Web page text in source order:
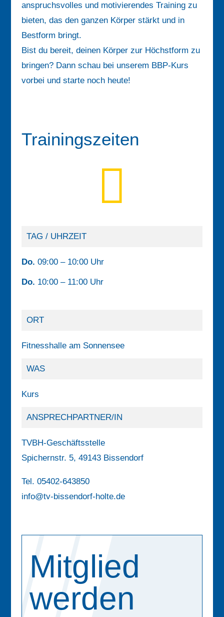
anspruchsvolles und motivierendes Training zu
bieten, das den ganzen Körper stärkt und in
Bestform bringt.
Bist du bereit, deinen Körper zur Höchstform zu
bringen? Dann schau bei unserem BBP-Kurs
vorbei und starte noch heute!
Trainingszeiten

TAG / UHRZEIT
Do. 09:00 – 10:00 Uhr
Do. 10:00 – 11:00 Uhr
ORT
Fitnesshalle am Sonnensee
WAS
Kurs
ANSPRECHPARTNER/IN
TVBH-Geschäftsstelle
Spichernstr. 5, 49143 Bissendorf
Tel. 05402-643850
info@tv-bissendorf-holte.de
Mitglied
werden